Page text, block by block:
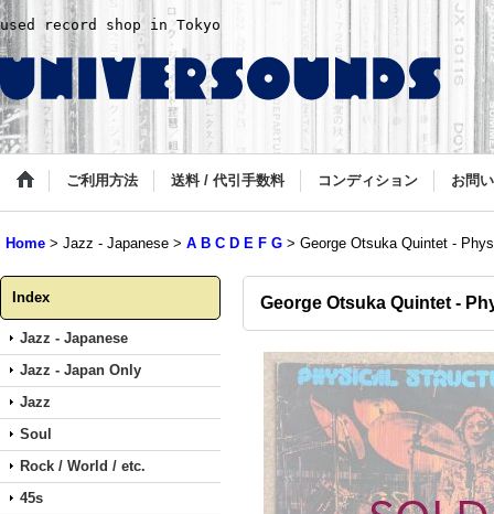
used record shop in Tokyo
ご利用方法 送料 / 代引手数料 コンディション お問
Home > Jazz - Japanese > A B C D E F G > George Otsuka Quintet -
Index
Jazz - Japanese
Jazz - Japan Only
Jazz
Soul
Rock / World / etc.
45s
George Otsuka Quintet -